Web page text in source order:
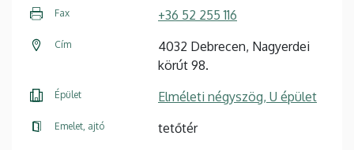
Fax +36 52 255 116
Cím
4032 Debrecen, Nagyerdei
körút 98.
Épület Elméleti négyszög, U épület
Emelet, ajtó tetőtér